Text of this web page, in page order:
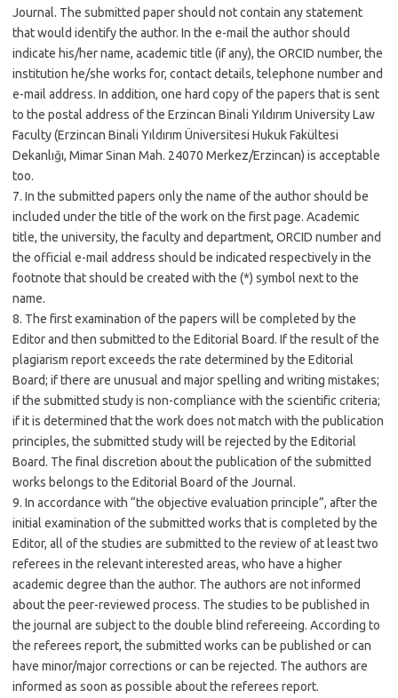
Journal. The submitted paper should not contain any statement
that would identify the author. In the e-mail the author should
indicate his/her name, academic title (if any), the ORCID number, the
institution he/she works for, contact details, telephone number and
e-mail address. In addition, one hard copy of the papers that is sent
to the postal address of the Erzincan Binali Yıldırım University Law
Faculty (Erzincan Binali Yıldırım Üniversitesi Hukuk Fakültesi
Dekanlığı, Mimar Sinan Mah. 24070 Merkez/Erzincan) is acceptable
too.
7. In the submitted papers only the name of the author should be
included under the title of the work on the first page. Academic
title, the university, the faculty and department, ORCID number and
the official e-mail address should be indicated respectively in the
footnote that should be created with the (*) symbol next to the
name.
8. The first examination of the papers will be completed by the
Editor and then submitted to the Editorial Board. If the result of the
plagiarism report exceeds the rate determined by the Editorial
Board; if there are unusual and major spelling and writing mistakes;
if the submitted study is non-compliance with the scientific criteria;
if it is determined that the work does not match with the publication
principles, the submitted study will be rejected by the Editorial
Board. The final discretion about the publication of the submitted
works belongs to the Editorial Board of the Journal.
9. In accordance with “the objective evaluation principle”, after the
initial examination of the submitted works that is completed by the
Editor, all of the studies are submitted to the review of at least two
referees in the relevant interested areas, who have a higher
academic degree than the author. The authors are not informed
about the peer-reviewed process. The studies to be published in
the journal are subject to the double blind refereeing. According to
the referees report, the submitted works can be published or can
have minor/major corrections or can be rejected. The authors are
informed as soon as possible about the referees report.